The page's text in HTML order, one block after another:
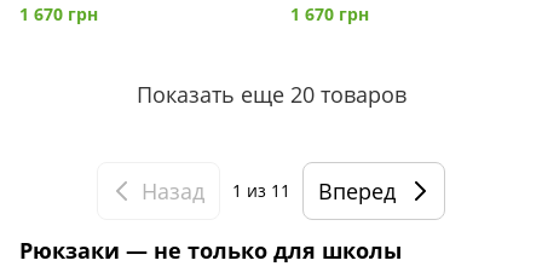
1 670 грн 1 670 грн
Показать еще 20 товаров
Назад 1 из 11 Вперед
Рюкзаки — не только для школы